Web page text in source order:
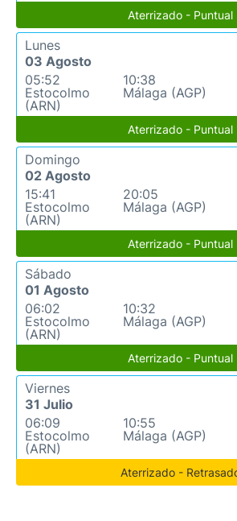
Aterrizado - Puntual
Lunes
03 Agosto
05:52
Estocolmo
(ARN)
10:38
Málaga (AGP)
Aterrizado - Puntual
Domingo
02 Agosto
15:41
Estocolmo
(ARN)
20:05
Málaga (AGP)
Aterrizado - Puntual
Sábado
01 Agosto
06:02
Estocolmo
(ARN)
10:32
Málaga (AGP)
Aterrizado - Puntual
Viernes
31 Julio
06:09
Estocolmo
(ARN)
10:55
Málaga (AGP)
Aterrizado -